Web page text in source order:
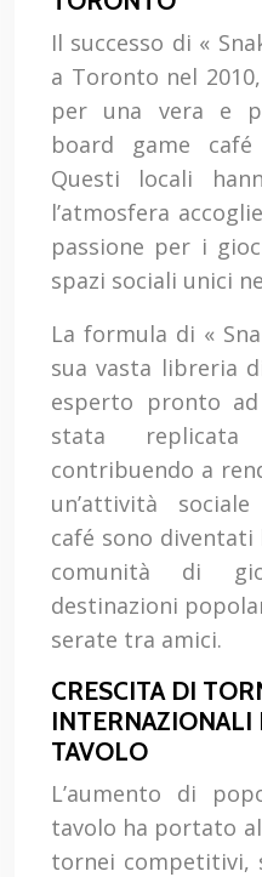
Il successo di «
a Toronto nel
per una vera e
board game
Questi locali
l’atmosfera
passione per i
spazi sociali unici
La formula di «
sua vasta libreria
esperto pronto
stata
contribuendo a
un’attività
café sono
comunità di
destinazioni
serate tra amici.
CRESCITA DI
INTERNAZIONALI
TAVOLO
L’aumento di
tavolo ha portato
tornei competitivi,